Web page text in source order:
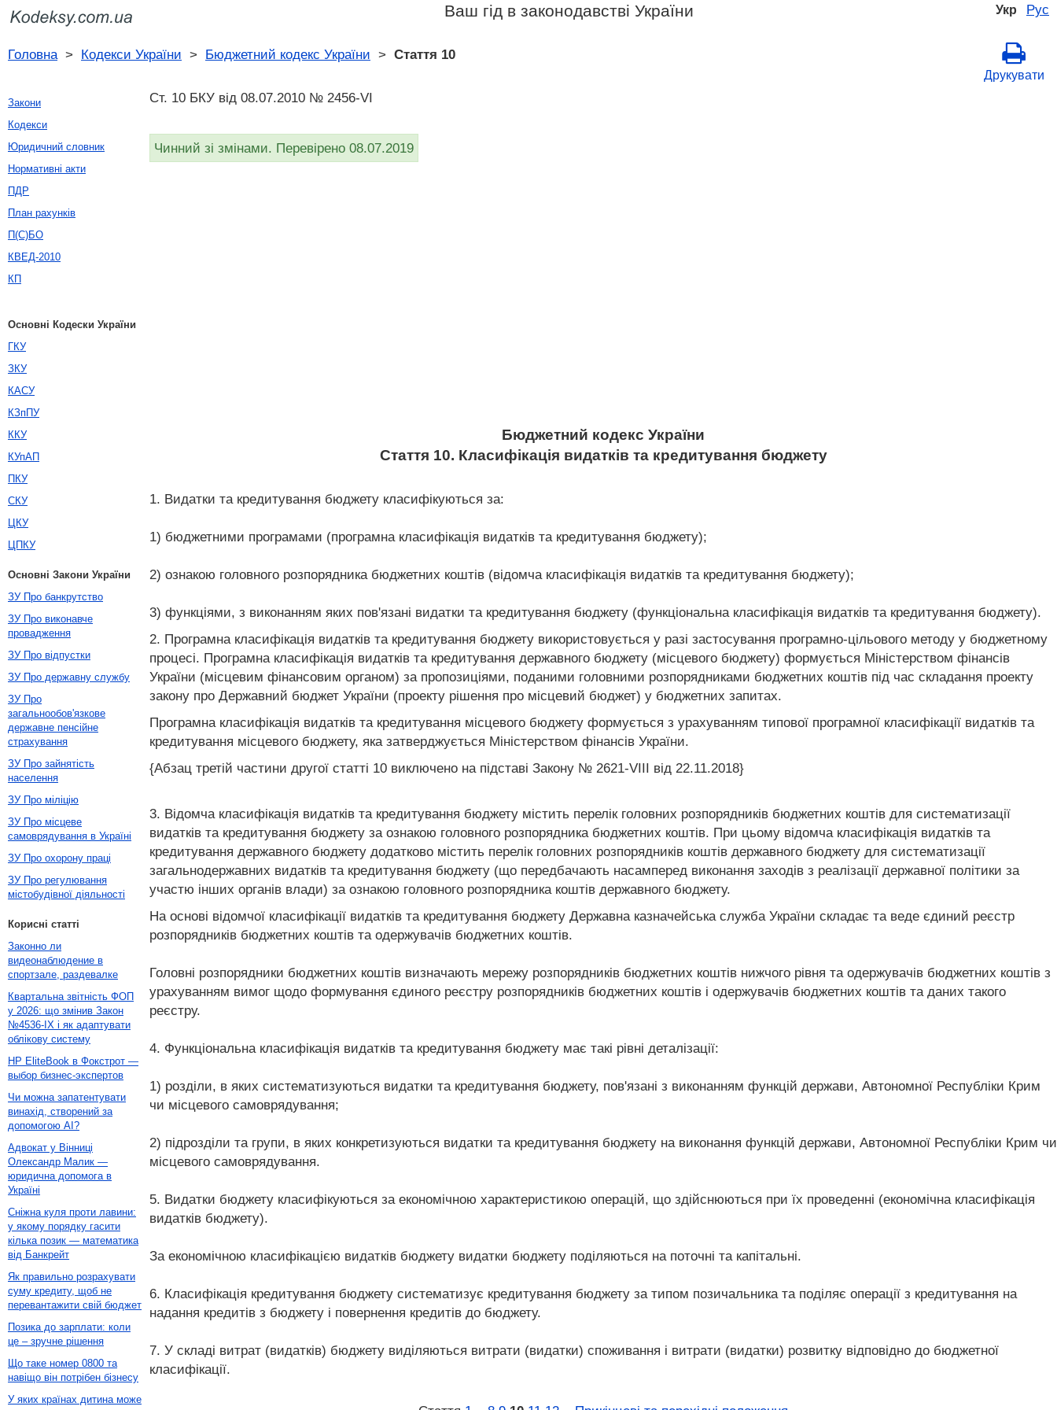
Укр Рус
Ваш гід в законодавстві України
Головна> Кодекси України > Бюджетний кодекс України > Стаття 10
Друкувати
Ст. 10 БКУ від 08.07.2010 № 2456-VI
Чинний зі змінами. Перевірено 08.07.2019
Бюджетний кодекс України
Стаття 10. Класифікація видатків та кредитування бюджету
1. Видатки та кредитування бюджету класифікуються за:
1) бюджетними програмами (програмна класифікація видатків та кредитування бюджету);
2) ознакою головного розпорядника бюджетних коштів (відомча класифікація видатків та кредитування бюджету);
3) функціями, з виконанням яких пов'язані видатки та кредитування бюджету (функціональна класифікація видатків та кредитування бюджету).
2. Програмна класифікація видатків та кредитування бюджету використовується у разі застосування програмно-цільового методу у бюджетному
процесі. Програмна класифікація видатків та кредитування державного бюджету (місцевого бюджету) формується Міністерством фінансів
України (місцевим фінансовим органом) за пропозиціями, поданими головними розпорядниками бюджетних коштів під час складання проекту
закону про Державний бюджет України (проекту рішення про місцевий бюджет) у бюджетних запитах.
Програмна класифікація видатків та кредитування місцевого бюджету формується з урахуванням типової програмної класифікації видатків та
кредитування місцевого бюджету, яка затверджується Міністерством фінансів України.
{Абзац третій частини другої статті 10 виключено на підставі Закону № 2621-VIII від 22.11.2018}
3. Відомча класифікація видатків та кредитування бюджету містить перелік головних розпорядників бюджетних коштів для систематизації
видатків та кредитування бюджету за ознакою головного розпорядника бюджетних коштів. При цьому відомча класифікація видатків та
кредитування державного бюджету додатково містить перелік головних розпорядників коштів державного бюджету для систематизації
загальнодержавних видатків та кредитування бюджету (що передбачають насамперед виконання заходів з реалізації державної політики за
участю інших органів влади) за ознакою головного розпорядника коштів державного бюджету.
На основі відомчої класифікації видатків та кредитування бюджету Державна казначейська служба України складає та веде єдиний реєстр
розпорядників бюджетних коштів та одержувачів бюджетних коштів.
Головні розпорядники бюджетних коштів визначають мережу розпорядників бюджетних коштів нижчого рівня та одержувачів бюджетних коштів з
урахуванням вимог щодо формування єдиного реєстру розпорядників бюджетних коштів і одержувачів бюджетних коштів та даних такого
реєстру.
4. Функціональна класифікація видатків та кредитування бюджету має такі рівні деталізації:
1) розділи, в яких систематизуються видатки та кредитування бюджету, пов'язані з виконанням функцій держави, Автономної Республіки Крим
чи місцевого самоврядування;
2) підрозділи та групи, в яких конкретизуються видатки та кредитування бюджету на виконання функцій держави, Автономної Республіки Крим чи
місцевого самоврядування.
5. Видатки бюджету класифікуються за економічною характеристикою операцій, що здійснюються при їх проведенні (економічна класифікація
видатків бюджету).
За економічною класифікацією видатків бюджету видатки бюджету поділяються на поточні та капітальні.
6. Класифікація кредитування бюджету систематизує кредитування бюджету за типом позичальника та поділяє операції з кредитування на
надання кредитів з бюджету і повернення кредитів до бюджету.
7. У складі витрат (видатків) бюджету виділяються витрати (видатки) споживання і витрати (видатки) розвитку відповідно до бюджетної
класифікації.
Закони
Кодекси
Юридичний словник
Нормативні акти
ПДР
План рахунків
П(С)БО
КВЕД-2010
КП
Основні Кодески України
ГКУ
ЗКУ
КАСУ
КЗпПУ
ККУ
КУпАП
ПКУ
СКУ
ЦКУ
ЦПКУ
Основні Закони України
ЗУ Про банкрутство
ЗУ Про виконавче
провадження
ЗУ Про відпустки
ЗУ Про державну службу
ЗУ Про
загальнообов'язкове
державне пенсійне
страхування
ЗУ Про зайнятість
населення
ЗУ Про міліцію
ЗУ Про місцеве
самоврядування в Україні
ЗУ Про охорону праці
ЗУ Про регулювання
містобудівної діяльності
Корисні статті
Законно ли
видеонаблюдение в
спортзале, раздевалке
Квартальна звітність ФОП
у 2026: що змінив Закон
№4536-IX і як адаптувати
облікову систему
HP EliteBook в Фокстрот —
выбор бизнес-экспертов
Чи можна запатентувати
винахід, створений за
допомогою AI?
Адвокат у Вінниці
Олександр Малик —
юридична допомога в
Україні
Сніжна куля проти лавини:
у якому порядку гасити
кілька позик — математика
від Банкрейт
Як правильно розрахувати
суму кредиту, щоб не
перевантажити свій бюджет
Позика до зарплати: коли
це – зручне рішення
Що таке номер 0800 та
навіщо він потрібен бізнесу
У яких країнах дитина може